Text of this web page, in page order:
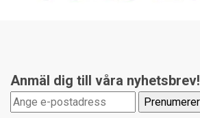
Anmäl dig till våra nyhetsbrev!